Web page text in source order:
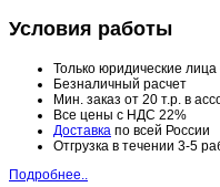
Условия работы
Только юридические
Безналичный расчет
Мин. заказ от 20 т.р. в
Все цены с НДС 22%
Доставка по всей России
Отгрузка в течении 3-5
Подробнее..